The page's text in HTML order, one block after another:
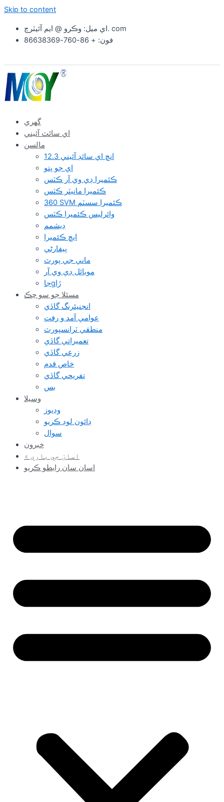
Skip to content
اي ميل: وڪرو @ ايم آئيٽرچ. com
فون: + 86-760-86638369
گهري
اي سائٽ آئيني
مالسن
12.3 انچ اي سائڊ آئيني
اي جو پتو
ڪئميرا ڊي وي آر ڪٽس
ڪئميرا مانيٽر ڪٽس
360 SVM ڪئميرا سسٽم
وائرلیس ڪئميرا ڪٽس
ڊيشمم
ايڇ ڪئميرا
پيفارڻي
ماني جي پورٽ
موبائل ڊي وي آر
جاgڙا
مسئلا جو سو چڪ
انجنيئرنگ گاڏي
عوامي آمد و رفت
منطقي ٽرانسپورٽ
تعميراتي گاڏي
زرعي گاڏي
خاص قدم
تفريحي گاڏي
بس
وسيلا
وڊيوز
ڊائون لوڊ ڪريو
سوال
خبرون
اسان جي باري ۾
اسان سان رابطو ڪريو